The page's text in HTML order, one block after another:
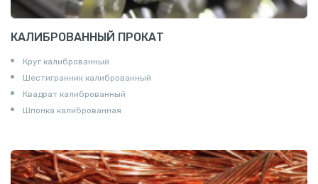
КАЛИБРОВАННЫЙ ПРОКАТ
Круг калиброванный
Шестигранник калиброванный
Квадрат калиброванный
Шпонка калиброванная